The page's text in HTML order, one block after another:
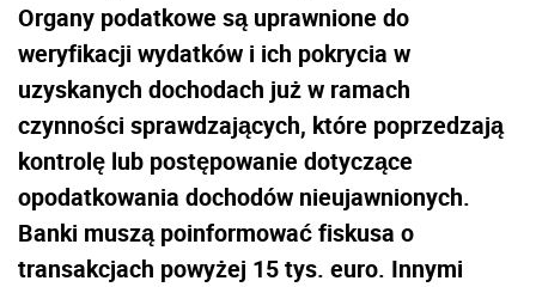
Organy podatkowe są uprawnione do
weryfikacji wydatków i ich pokrycia w
uzyskanych dochodach już w ramach
czynności sprawdzających, które poprzedzają
kontrolę lub postępowanie dotyczące
opodatkowania dochodów nieujawnionych.
Banki muszą poinformować fiskusa o
transakcjach powyżej 15 tys. euro. Innymi